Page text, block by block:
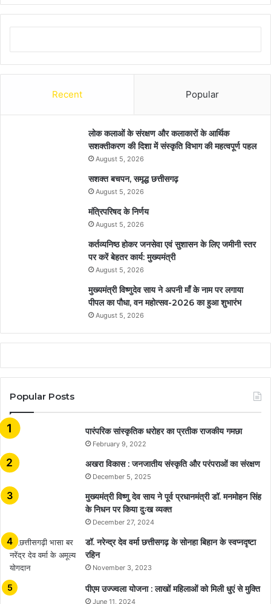
Recent Popular
लोक कलाओं के संरक्षण और कलाकारों के आर्थिक
सशक्तीकरण की दिशा में संस्कृति विभाग की महत्वपूर्ण पहल
August 5, 2026
सशक्त बचपन, समृद्ध छत्तीसगढ़
August 5, 2026
मंत्रिपरिषद के निर्णय
August 5, 2026
कर्तव्यनिष्ठ होकर जनसेवा एवं सुशासन के लिए जमीनी स्तर
पर करें बेहतर कार्य: मुख्यमंत्री
August 5, 2026
मुख्यमंत्री विष्णुदेव साय ने अपनी माँ के नाम पर लगाया
पीपल का पौधा, वन महोत्सव-2026 का हुआ शुभारंभ
August 5, 2026
Popular Posts
​​​​​​​पारंपरिक सांस्कृतिक धरोहर का प्रतीक राजकीय गमछा
February 9, 2022
अखरा विकास : जनजातीय संस्कृति और परंपराओं का संरक्षण
December 5, 2025
मुख्यमंत्री विष्णु देव साय ने पूर्व प्रधानमंत्री डॉ. मनमोहन सिंह
के निधन पर किया दुःख व्यक्त
December 27, 2024
डॉ. नरेन्द्र देव वर्मा छत्तीसगढ़ के सोनहा बिहान के स्वप्नदृष्टा
रहिन
November 3, 2023
पीएम उज्ज्वला योजना : लाखों महिलाओं को मिली धुएं से मुक्ति
June 11, 2024